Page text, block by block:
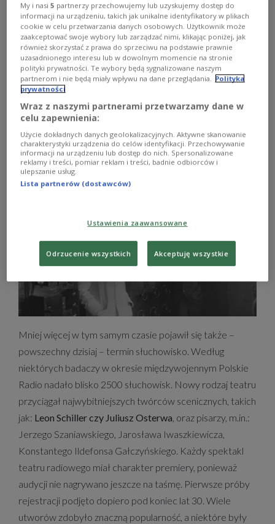
opanowanie warsztatu, ukształtowały profil radiowej
sceny i znacząco wpłynęły na kształt radia artystycznego
również po wojnie. Wśród nich byli: Antoni Bohdziewicz,
Tadeusz Byrski, Zbigniew Kopalko, Tadeusz Łopalewski, a
nade wszystko pierwszy artysta radiowej sceny, pisarz,
tłumacz i wydawca Witold Hulewicz (w tym roku
przypada 120. rocznica jego urodzin). To Hulewicz
rozpropagował, użyte po raz pierwszy w 1933 roku w
artykule Zdzisława Marynowskiego (kierownika
literackiego Polskiego Radia) określenie teatr wyobraźni.
Mniej więcej w tym samym czasie pojawił się także –
powszechny dzisiaj – termin słuchowisko. Według
niektórych badaczy w okresie międzywojennym Polskie
Radio nadało blisko 2500 słuchowisk. Nowy rodzaj teatru
przyciągał najwybitniejszych twórców scenicznych, takich
jak: Leon Schiller czy Juliusz Osterwa, oraz pisarzy, m.in.:
Jerzego Szaniawskiego, Jarosława Iwaszkiewicza,
Konstantego Ildefonsa Gałczyńskiego. Każdy spektakl
teatru radiowego miał charakter premiery, ponieważ
audycji nie nagrywano jeszcze na taśmę. Pierwsze próby
rejestracji podjęto dopiero pod koniec lat 30. Wiele
utworów zdobyło znaczną popularność, a niektóre były
My i nasi5 partnerzy przechowujemy lub uzyskujemy dostęp do
informacji na urządzeniu, takich jak unikalne identyfikatory w plikach
cookie w celu przetwarzania danych osobowych. Użytkownik może
zaakceptować swoje wybory lub zarządzać nimi, klikając poniżej, jak
również skorzystać z prawa do sprzeciwu na podstawie prawnie
uzasadnionego interesu lub w dowolnym momencie na stronie
polityki prywatności. Te wybory będą sygnalizowane naszym
partnerom i nie będą miały wpływu na dane przeglądania. Polityka
prywatności
Wraz z naszymi partnerami przetwarzamy dane w
celu zapewnienia:
Użycie dokładnych danych geolokalizacyjnych. Aktywne skanowanie
charakterystyki urządzenia do celów identyfikacji. Przechowywanie
informacji na urządzeniu lub dostęp do nich. Spersonalizowane
reklamy i treści, pomiar reklam i treści, badnie odbiorców i
ulepszanie usług.
Lista partnerów (dostawców)
Ustawienia zaawansowane
Odrzucenie wszystkich Akceptuję wszystkie